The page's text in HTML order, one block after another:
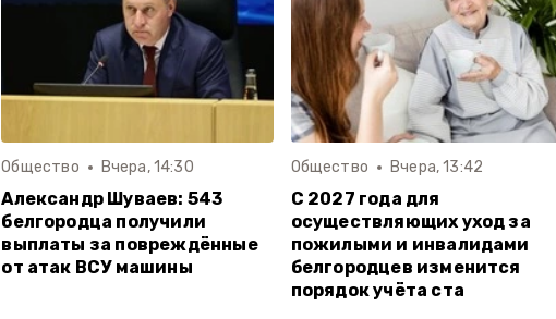
Общество Вчера, 14:30
Александр Шуваев: 543
белгородца получили
выплаты за повреждённые
от атак ВСУ машины
Общество Вчера, 13:42
С 2027 года для
осуществляющих уход за
пожилыми и инвалидами
белгородцев изменится
порядок учёта ста